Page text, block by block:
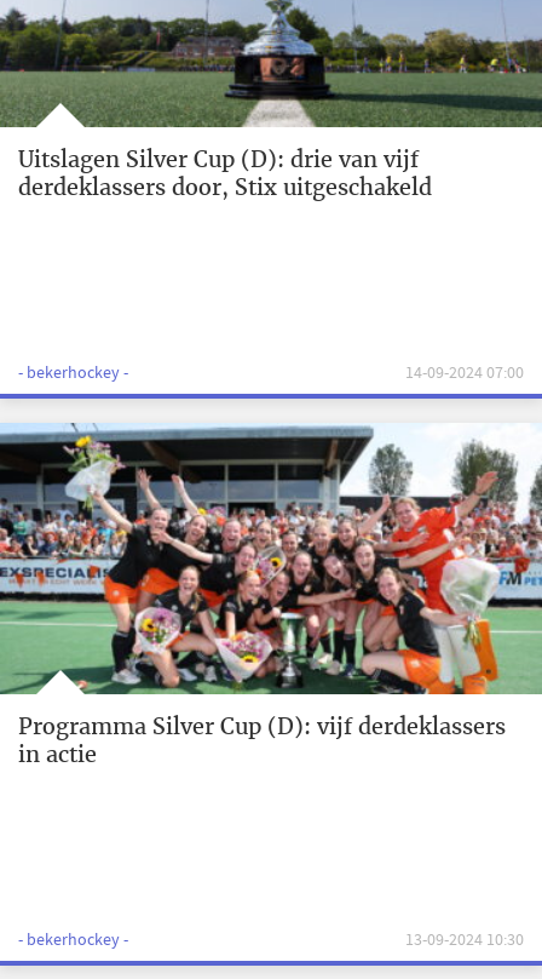
Uitslagen Silver Cup (D): drie van vijf
derdeklassers door, Stix uitgeschakeld
- bekerhockey - 14-09-2024 07:00
Programma Silver Cup (D): vijf derdeklassers
in actie
- bekerhockey - 13-09-2024 10:30